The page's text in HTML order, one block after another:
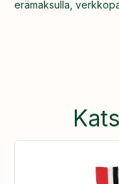
erämaksulla,